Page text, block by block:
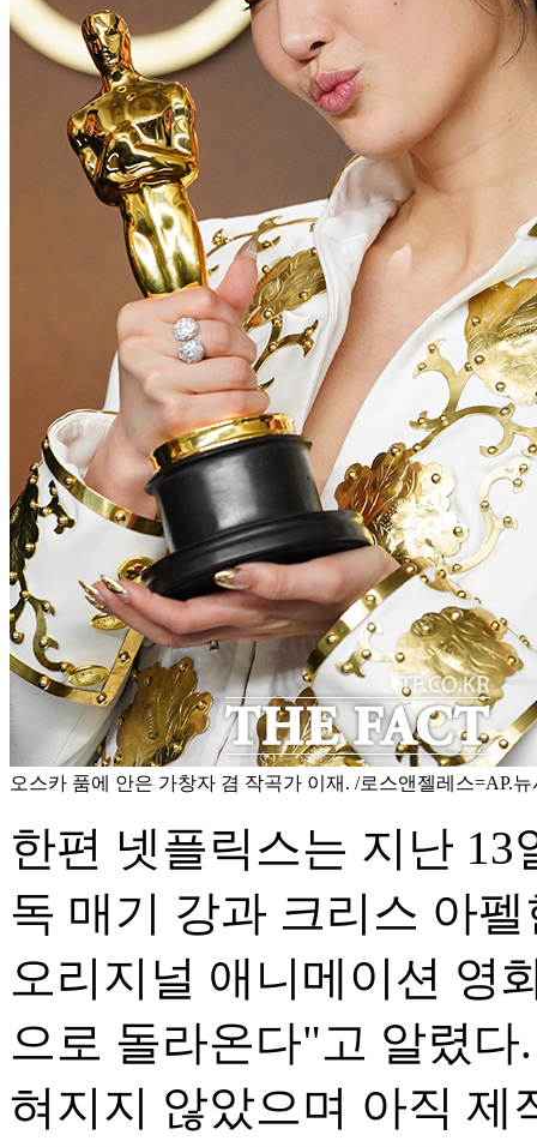
오스카 품에 안은 가창자 겸 작곡가 이재. /로스앤젤레스=AP.뉴
한편 넷플릭스는 지난
독 매기 강과 크리스 아
오리지널 애니메이션 영
으로 돌라온다"고 알렸
혀지지 않았으며 아직 제